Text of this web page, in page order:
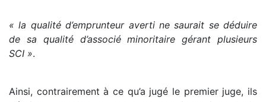
« la qualité d’emprunteur averti ne saurait se déduire
de sa qualité d’associé minoritaire gérant plusieurs
SCI ».
Ainsi, contrairement à ce qu’a jugé le premier juge, ils